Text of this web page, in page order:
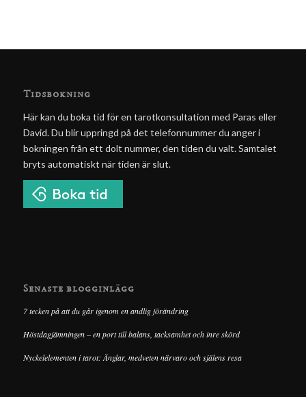
Tidsbokning
Här kan du boka tid för en tarotkonsultation med Paras eller
David. Du blir uppringd på det telefonnummer du anger i
bokningen från ett dolt nummer, den tiden du valt. Samtalet
bryts automatiskt när tiden är slut.
Senaste blogginlägg
7 tecken på att du går igenom en andlig förändring
Höstdagjämningen – en port till balans, tacksamhet och inre skörd
Nyckelelementen i tarot: Änglar, medveten närvaro och själens resa